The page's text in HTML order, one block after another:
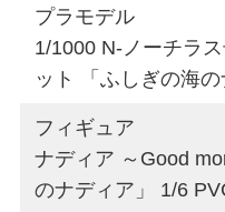
プラモデル
1/1000 N-ノーチラ
ット 「ふしぎの海
フィギュア
ナディア ～Good
のナディア」 1/6